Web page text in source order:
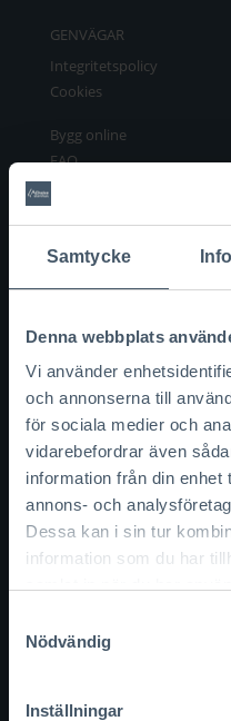
Samtycke
Denna webbplats
Vi använder
och annonserna till
för sociala medier och
vidarebefordrar även
information från din
annons- och
Dessa kan i sin tur
information som du har
Nödvändig
Inställningar
GENVÄGAR
Integritetspolicy
Cookies
Bygg online
FAQ
OM ACHOICE
Om oss
Kontakta oss
LEDANDE